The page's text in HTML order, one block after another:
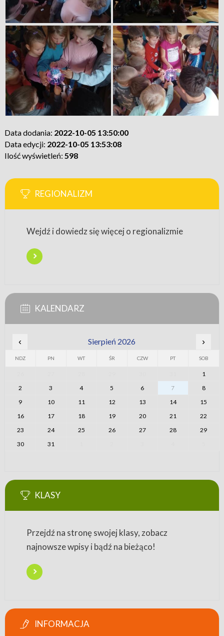
Data dodania: 2022-10-05 13:50:00
Data edycji: 2022-10-05 13:53:08
Ilość wyświetleń: 598
REGIONALIZM
Wejdź i dowiedz się więcej o regionalizmie
KALENDARZ
‹ Sierpień 2026 ›
NDZ PN WT ŚR CZW PT SOB
1
2
3 4 5 6 7
8
9
10 11 12 13 14
15
16
17 18 19 20 21
22
23
24 25 26 27 28
29
30
31
KLASY
Przejdź na stronę swojej klasy, zobacz
najnowsze wpisy i bądź na bieżąco!
INFORMACJA